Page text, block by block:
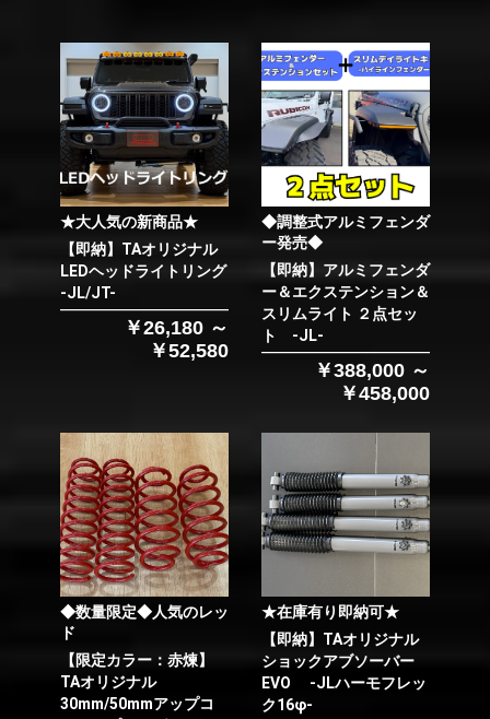
★大人気の新商品★
【即納】TAオリジナル
LEDヘッドライトリング
-JL/JT-
￥26,180 ～
￥52,580
◆調整式アルミフェンダ
ー発売◆
【即納】アルミフェンダ
ー＆エクステンション＆
スリムライト ２点セッ
ト -JL-
￥388,000 ～
￥458,000
◆数量限定◆人気のレッ
ド
【限定カラー：赤煉】
TAオリジナル
30mm/50mmアップコ
★在庫有り即納可★
【即納】TAオリジナル
ショックアブソーバー
EVO -JLハーモフレッ
ク16φ-